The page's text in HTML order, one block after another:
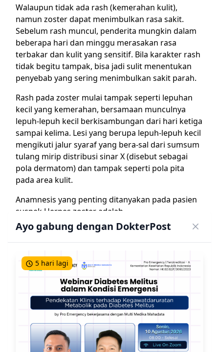
Walaupun tidak ada rash (kemerahan kulit),
namun zoster dapat menimbulkan rasa sakit.
Sebelum rash muncul, penderita mungkin dalam
beberapa hari dan minggu merasakan rasa
terbakar dan kulit yang sensitif. Bila karakter rash
tidak begitu tampak, bisa jadi sulit menentukan
penyebab yang sering menimbulkan sakit parah.
Rash pada zoster mulai tampak seperti lepuhan
kecil yang kemerahan, bersamaan munculnya
lepuh-lepuh kecil berkisambungan dari hari ketiga
sampai kelima. Lesi yang berupa lepuh-lepuh kecil
mengikuti jalur syaraf yang bera-sal dari sumsum
tulang mirip distribusi sinar X (disebut sebagai
pola dermatom) dan tampak seperti pola pita
pada area kulit.
Anamnesis yang penting ditanyakan pada pasien
suspek Herpes zoster adalah
Adanya demam dan malaise
pada daerah sebaran akar-akar saraf terutama
yang terdapat di daerah iga, disertai timbulnya
kelompok-kelompok vesikel pada daerah
sebaran yang sama
Adanya riwayat gangguan fungsi sistem imun
seperti stres emosi, pederita kanker termasuk
leukimia dan limfoma, dan HIV serta riwayat
Ayo gabung dengan DokterPost
5 hari lagi